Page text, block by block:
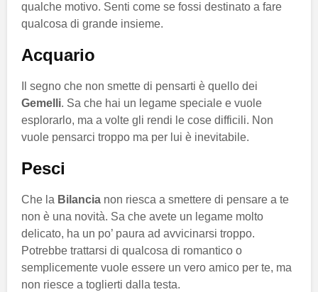
qualche motivo. Senti come se fossi destinato a fare
qualcosa di grande insieme.
Acquario
Il segno che non smette di pensarti è quello dei
Gemelli. Sa che hai un legame speciale e vuole
esplorarlo, ma a volte gli rendi le cose difficili. Non
vuole pensarci troppo ma per lui è inevitabile.
Pesci
Che la Bilancia non riesca a smettere di pensare a te
non è una novità. Sa che avete un legame molto
delicato, ha un po’ paura ad avvicinarsi troppo.
Potrebbe trattarsi di qualcosa di romantico o
semplicemente vuole essere un vero amico per te, ma
non riesce a toglierti dalla testa.